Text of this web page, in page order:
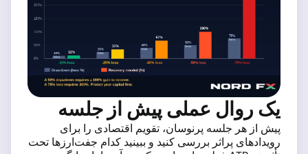
یک روال عملی پیش از جلسه
پیش از هر جلسه پرنوسان، تقویم اقتصادی را برای
رویدادهای پراثر بررسی کنید و ببینید کدام جفت‌ارزها تحت